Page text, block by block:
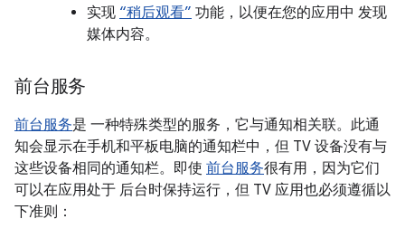
实现 “稍后观看” 功能，以便在您的应用中 发现
媒体内容。
前台服务
前台服务是 一种特殊类型的服务，它与通知相关联。此通
知会显示在手机和平板电脑的通知栏中，但 TV 设备没有与
这些设备相同的通知栏。即使 前台服务很有用，因为它们
可以在应用处于 后台时保持运行，但 TV 应用也必须遵循以
下准则：